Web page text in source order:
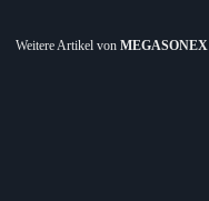
Weitere Artikel von MEGASONEX